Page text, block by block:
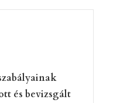
és bevizsgált